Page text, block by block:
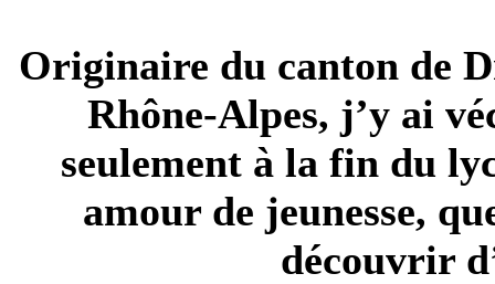
Originaire du canton de
Rhône-Alpes, j’y ai
seulement à la fin du
amour de jeunesse,
découvrir